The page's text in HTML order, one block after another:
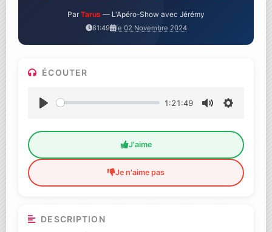
Par Tarus — L'Apéro-Show avec Jérémy
81:49 le 02 Novembre 2024
ÉCOUTER
1:21:49
J'aime
Je n'aime pas
DESCRIPTION